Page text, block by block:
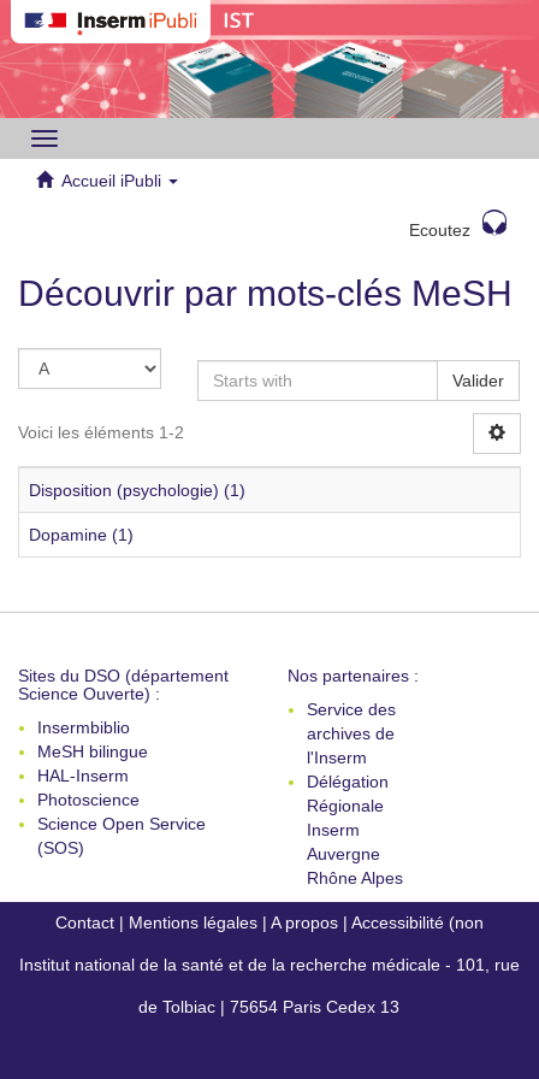
Toggle
navigation
Accueil iPubli
Ecoutez
Découvrir par mots-clés MeSH
Valider
Voici les éléments 1-2
Disposition (psychologie) (1)
Dopamine (1)
Sites du DSO (département
Science Ouverte) :
Insermbiblio
MeSH bilingue
HAL-Inserm
Photoscience
Science Open Service
(SOS)
Nos partenaires :
Service des
archives de
l'Inserm
Délégation
Régionale
Inserm
Auvergne
Rhône Alpes
Contact | Mentions légales | A propos | Accessibilité (non
conforme)
Institut national de la santé et de la recherche médicale - 101, rue
de Tolbiac | 75654 Paris Cedex 13